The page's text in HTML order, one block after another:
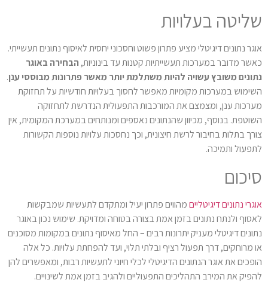
שליטה בעלויות
אוגר נתונים דיגיטלי מציע פתרון פשוט וחסכוני יחסית לאיסוף נתונים תעשייתי.
כאשר מדובר במערכות תעשייתיות קטנות עד בינוניות, הבחירה באוגר
נתונים משובץ עשויה להיות משתלמת יותר מאשר פתרונות מבוססי ענן.
השימוש במערכות מקומיות מאפשר לחסוך בעלויות חודשיות על תחזוקת
מערכות ענן, ומצמצם את המורכבות התפעולית הנדרשת לתחזוקה
השוטפת. בנוסף, מכיוון שהנתונים נאספים ומנותחים במערכת המקומית, אין
צורך בתלות בחיבור לרשת חיצונית, וכך נחסכות עלויות נוספות הקשורות
לתפעול ותמיכה.
סיכום
אוגרי נתונים דיגיטלייםמהווים פתרון יעיל ומתקדם לתעשיות שמבקשות
לאסוף ולנתח נתונים בזמן אמת בצורה בטוחה ומדויקת. שימוש נכון באוגר
נתונים דיגיטלי מעניק יתרונות רבים – החל מאיסוף נתונים במקומות מסוכנים
או מרוחקים, דרך תפעול רציף ובלתי תלוי, ועד להפחתת עלויות. כל אלה
הופכים את אוגר הנתונים הדיגיטלי לכלי חיוני לתעשיות רבות, ומאפשרים להן
להפיק את המירב התהליכים התפעוליים ולהגיב בזמן אמת לשינויים.